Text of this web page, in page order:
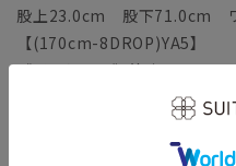
股上23.0cm 股下71.0cm
【(170cm-8DROP)YA5】
《ジャケット》着丈
90.0cm 肩幅43.5cm 袖丈
《パンツ》ウエスト表示
股上23.5cm 股下73.0cm